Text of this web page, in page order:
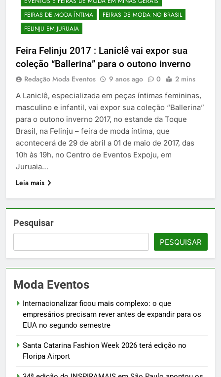
FEIRAS DE MODA ÍNTIMA
FEIRAS DE MODA NO BRASIL
FELINJU EM JURUAIA
Feira Felinju 2017 : Laniclê vai expor sua
coleção “Ballerina” para o outono inverno
Redação Moda Eventos 9 anos ago 0 2 mins
A Laniclê, especializada em peças íntimas femininas,
masculino e infantil, vai expor sua coleção “Ballerina”
para o outono inverno 2017, no estande da Toque
Brasil, na Felinju – feira de moda íntima, que
acontecerá de 29 de abril a 01 de maio de 2017, das
10h às 19h, no Centro de Eventos Expoju, em
Juruaia…
Leia mais
Pesquisar
PESQUISAR
Moda Eventos
Internacionalizar ficou mais complexo: o que
empresários precisam rever antes de expandir para os
EUA no segundo semestre
Santa Catarina Fashion Week 2026 terá edição no
Floripa Airport